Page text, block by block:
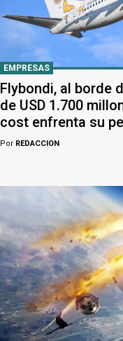
EMPRESAS
Flybondi, al borde
de USD 1.700
cost enfrenta su
Por REDACCION